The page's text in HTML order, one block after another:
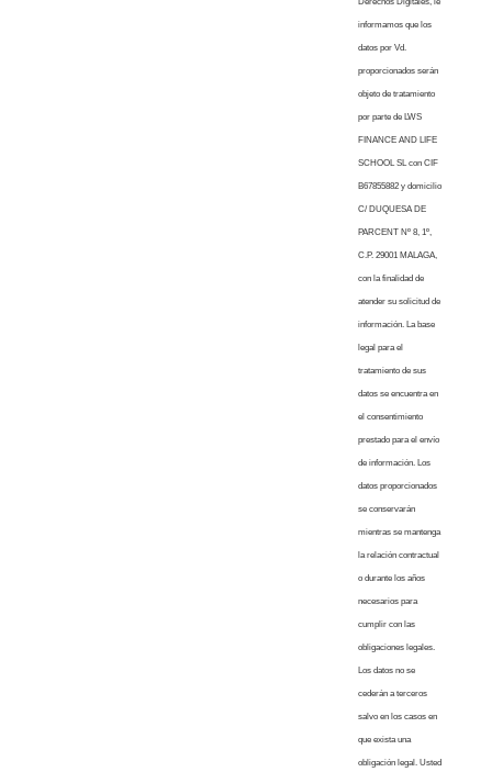
informamos que los
datos por Vd.
proporcionados serán
objeto de tratamiento
por parte de LWS
FINANCE AND LIFE
SCHOOL SL con CIF
B67855882 y domicilio
C/ DUQUESA DE
PARCENT Nº 8, 1º,
C.P. 29001 MALAGA,
con la finalidad de
atender su solicitud de
información. La base
legal para el
tratamiento de sus
datos se encuentra en
el consentimiento
prestado para el envío
de información. Los
datos proporcionados
se conservarán
mientras se mantenga
la relación contractual
o durante los años
necesarios para
cumplir con las
obligaciones legales.
Los datos no se
cederán a terceros
salvo en los casos en
que exista una
obligación legal. Usted